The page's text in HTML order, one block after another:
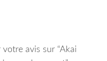
avis sur “Akai